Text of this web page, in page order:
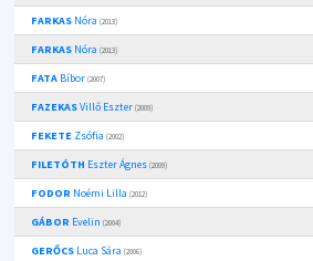
FARKASNóra (2013)
FARKASNóra (2013)
FATABíbor (2007)
FAZEKASVillő Eszter (2009)
FEKETEZsófia (2002)
FILETÓTH Eszter Ágnes (2009)
FODOR Noémi Lilla (2012)
GÁBOR Evelin (2004)
GERŐCSLuca Sára (2006)